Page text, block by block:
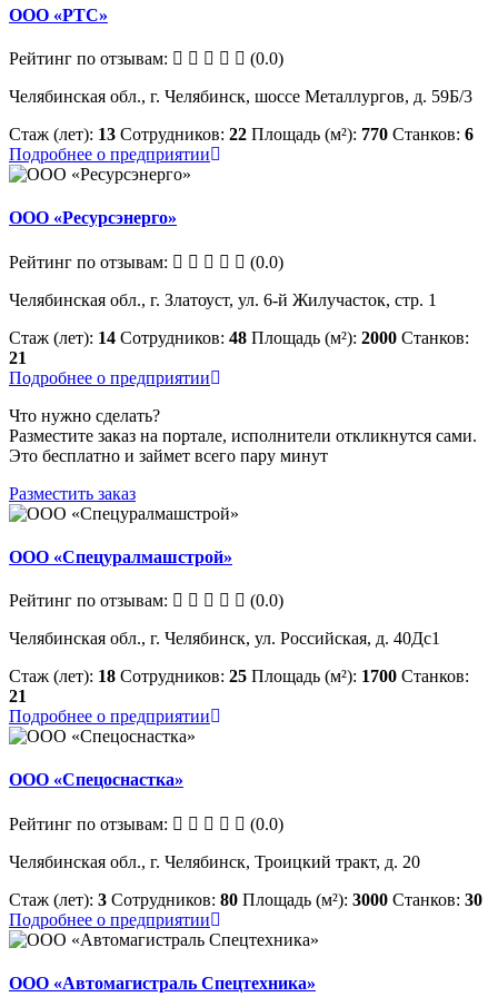
ООО «РТС»
Рейтинг по отзывам:
(0.0)
Челябинская обл., г. Челябинск, шоссе Металлургов, д. 59Б/3
Стаж (лет): 13 Сотрудников: 22 Площадь (м²): 770 Станков: 6
Подробнее о предприятии
ООО «Ресурсэнерго»
Рейтинг по отзывам:
(0.0)
Челябинская обл., г. Златоуст, ул. 6-й Жилучасток, стр. 1
Стаж (лет): 14 Сотрудников: 48 Площадь (м²): 2000 Станков:
21
Подробнее о предприятии
Что нужно сделать?
Разместите заказ на портале, исполнители откликнутся сами.
Это бесплатно и займет всего пару минут
Разместить заказ
ООО «Спецуралмашстрой»
Рейтинг по отзывам:
(0.0)
Челябинская обл., г. Челябинск, ул. Российская, д. 40Дс1
Стаж (лет): 18 Сотрудников: 25 Площадь (м²): 1700 Станков:
21
Подробнее о предприятии
ООО «Спецоснастка»
Рейтинг по отзывам:
(0.0)
Челябинская обл., г. Челябинск, Троицкий тракт, д. 20
Стаж (лет): 3 Сотрудников: 80 Площадь (м²): 3000 Станков: 30
Подробнее о предприятии
ООО «Автомагистраль Спецтехника»